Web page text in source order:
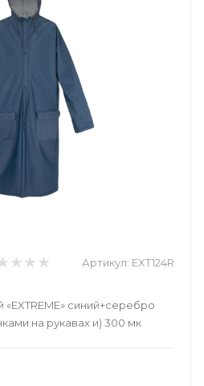
Артикул: EXT124R
синий+серебро
на рукавах и) 300 мк